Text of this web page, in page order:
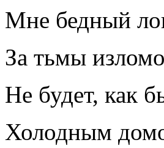
Мне бедный
За тьмы
Не будет, как
Холодным